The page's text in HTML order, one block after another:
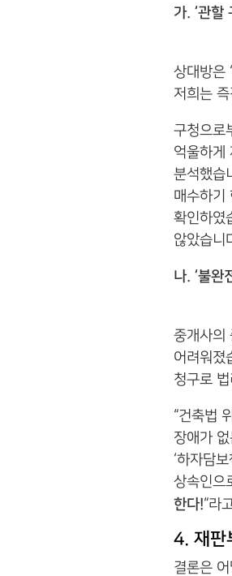
가. ‘관할
상대방은
저희는
구청으로
억울하게
분석했습
매수하기
확인하였
않았습니
나. ‘불완
중개사의
어려워졌
청구로
“건축법
장애가
‘하자담
상속인으
한다!“라
4. 재판
결론은